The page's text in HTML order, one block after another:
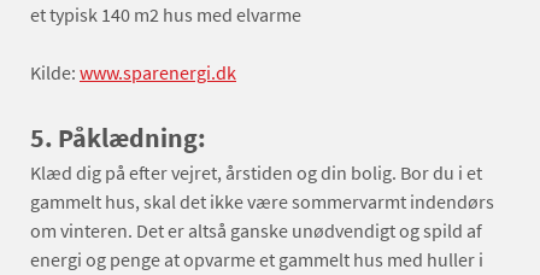
et typisk 140 m2 hus med elvarme
Kilde: www.sparenergi.dk
5. Påklædning:
Klæd dig på efter vejret, årstiden og din bolig. Bor du i et
gammelt hus, skal det ikke være sommervarmt indendørs
om vinteren. Det er altså ganske unødvendigt og spild af
energi og penge at opvarme et gammelt hus med huller i